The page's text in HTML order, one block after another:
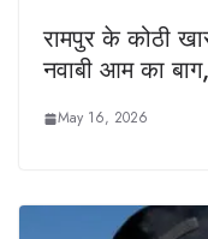
रामपुर के कोठी
नवाबी आम का
May 16, 2026